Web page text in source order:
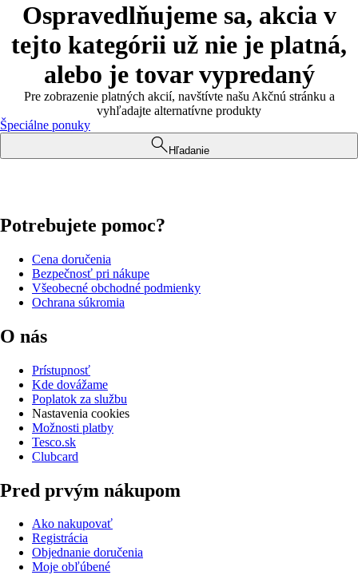
Ospravedlňujeme sa, akcia v
tejto kategórii už nie je platná,
alebo je tovar vypredaný
Pre zobrazenie platných akcií, navštívte našu Akčnú stránku a
vyhľadajte alternatívne produkty
Špeciálne ponuky
Hľadanie
Potrebujete pomoc?
Cena doručenia
Bezpečnosť pri nákupe
Všeobecné obchodné podmienky
Ochrana súkromia
O nás
Prístupnosť
Kde dovážame
Poplatok za službu
Nastavenia cookies
Možnosti platby
Tesco.sk
Clubcard
Pred prvým nákupom
Ako nakupovať
Registrácia
Objednanie doručenia
Moje obľúbené